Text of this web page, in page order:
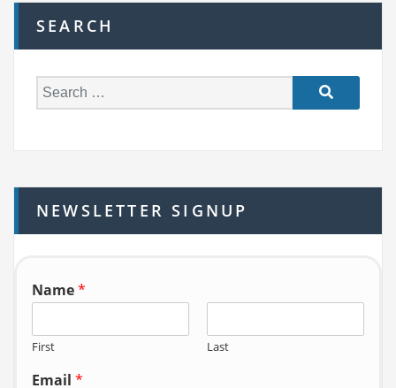
SEARCH
e
h
f
o
NEWSLETTER SIGNUP
Name*
First Last
Email *